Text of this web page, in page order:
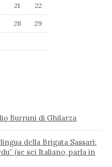
21
22
28
29
Burruni di Ghilarza
della Brigata Sassari:
(se sei Italiano, parla in